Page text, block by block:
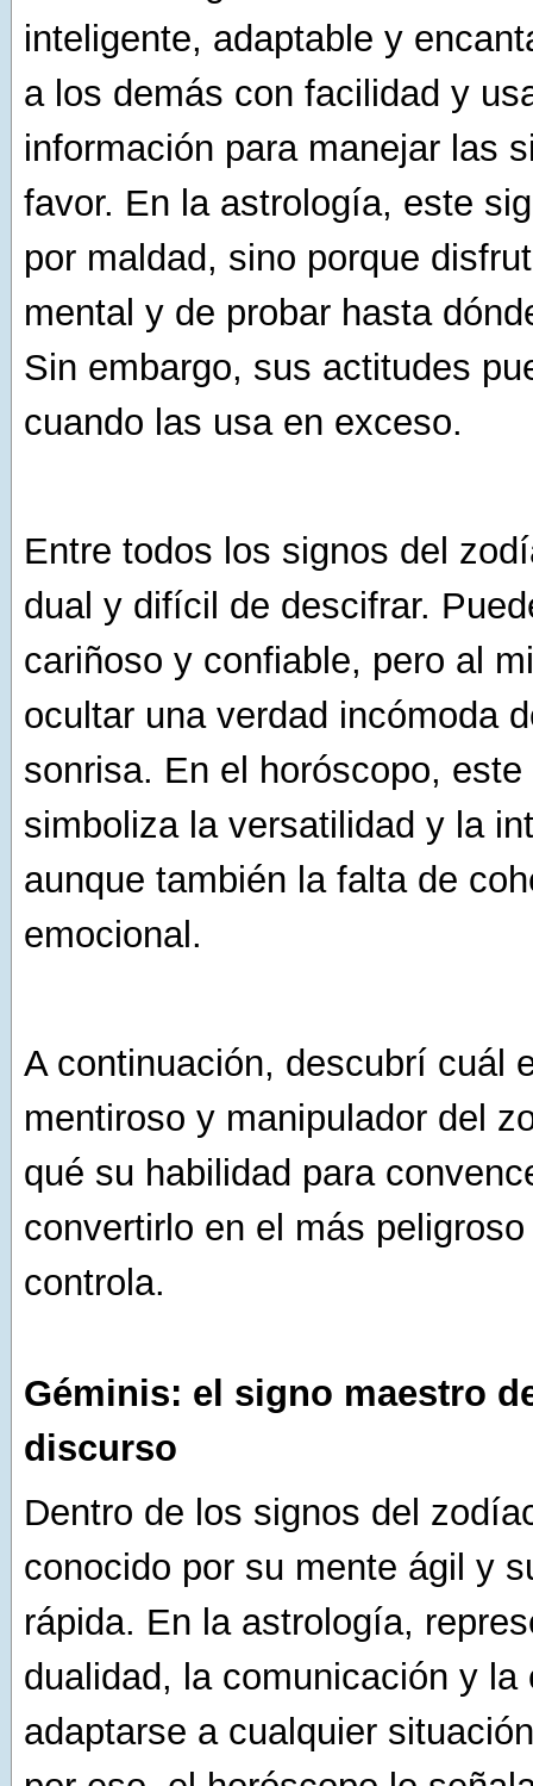
inteligente, adaptable y
a los demás con facilidad y
información para manejar las
favor. En la astrología, este
por maldad, sino porque
mental y de probar hasta
Sin embargo, sus actitudes
cuando las usa en exceso.
Entre todos los signos del
dual y difícil de descifrar.
cariñoso y confiable, pero al
ocultar una verdad incómoda
sonrisa. En el horóscopo, este
simboliza la versatilidad y la
aunque también la falta de
emocional.
A continuación, descubrí cuál
mentiroso y manipulador del
qué su habilidad para
convertirlo en el más
controla.
Géminis: el signo maestro
discurso
Dentro de los signos del
conocido por su mente ágil y
rápida. En la astrología,
dualidad, la comunicación y la
adaptarse a cualquier